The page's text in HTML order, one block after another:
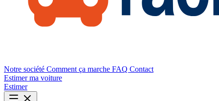
Notre société Comment ça marche FAQ Contact
Estimer ma voiture
Estimer